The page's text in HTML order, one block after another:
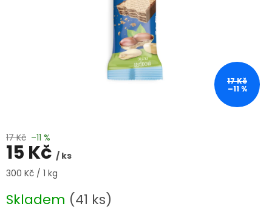
17 Kč
–11 %
17 Kč –11 %
15 Kč / ks
Měrná
300 Kč / 1 kg
Skladem (41 ks)